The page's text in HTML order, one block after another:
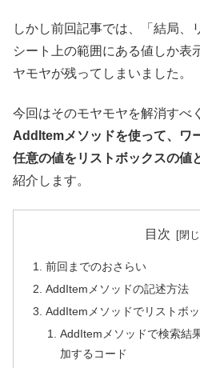
しかし前回記事では、「結局、
シート上の範囲にある値しか表
ヤモヤが残ってしまいました。
今回はそのモヤモヤを解消すべ
AddItemメソッドを使って、ワ
任意の値をリストボックスの値
紹介します。
目次
前回までのおさらい
AddItemメソッドの記述方法
AddItemメソッドでリストボ
AddItemメソッドで検索結
加するコード